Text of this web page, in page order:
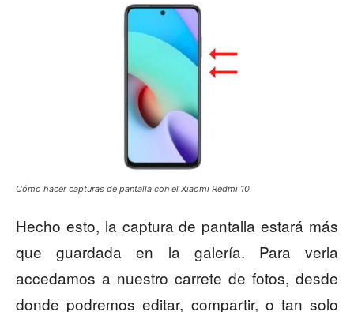
Cómo hacer capturas de pantalla con el Xiaomi Redmi 10
Hecho esto, la captura de pantalla estará más
que guardada en la galería. Para verla
accedamos a nuestro carrete de fotos, desde
donde podremos editar, compartir, o tan solo